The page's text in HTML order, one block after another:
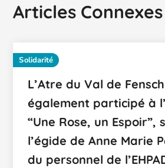
Articles Connexes
Solidarité
L’Atre du Val de
également participé à
“Une Rose, un Espoir”,
l’égide de Anne Marie
du personnel de